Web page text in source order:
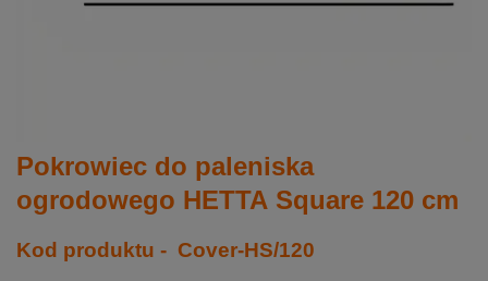
Pokrowiec do paleniska
ogrodowego HETTA Square 120 cm
Kod produktu - Cover-HS/120